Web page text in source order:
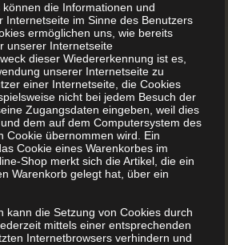
Querformat
die Informationen und
Internetseite im Sinne des Benutzers
ermöglichen uns, wie bereits
unserer Internetseite
dieser Wiedererkennung ist es,
unserer Internetseite zu
einer Internetseite, die Cookies
nicht bei jedem Besuch der
Zugangsdaten eingeben, weil dies
dem auf dem Computersystem des
Cookie übernommen wird. Ein
Cookie eines Warenkorbes im
Shop merkt sich die Artikel, die ein
Warenkorb gelegt hat, über ein
kann die Setzung von Cookies durch
mittels einer entsprechenden
Internetbrowsers verhindern und